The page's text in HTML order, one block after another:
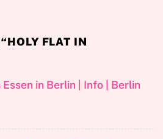
HOLY FLAT IN
Essen in Berlin | Info | Berlin